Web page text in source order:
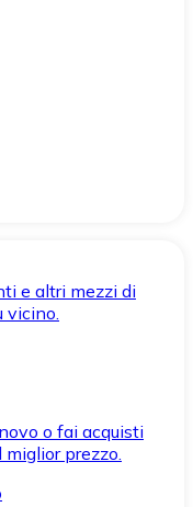
e altri mezzi di
vicino.
o fai acquisti
prezzo.